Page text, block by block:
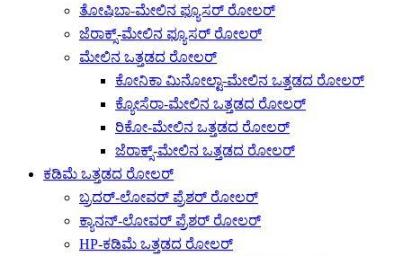
ತೋಷಿಬಾ-ಮೇಲಿನ ಫ್ಯೂಸರ್ ರೋಲರ್
ಜೆರಾಕ್ಸ್-ಮೇಲಿನ ಫ್ಯೂಸರ್ ರೋಲರ್
ಮೇಲಿನ ಒತ್ತಡದ ರೋಲರ್
ಕೋನಿಕಾ ಮಿನೋಲ್ಟಾ-ಮೇಲಿನ ಒತ್ತಡದ ರೋಲರ್
ಕ್ಯೋಸೆರಾ-ಮೇಲಿನ ಒತ್ತಡದ ರೋಲರ್
ರಿಕೋ-ಮೇಲಿನ ಒತ್ತಡದ ರೋಲರ್
ಜೆರಾಕ್ಸ್-ಮೇಲಿನ ಒತ್ತಡದ ರೋಲರ್
ಕಡಿಮೆ ಒತ್ತಡದ ರೋಲರ್
ಬ್ರದರ್-ಲೋವರ್ ಪ್ರೆಶರ್ ರೋಲರ್
ಕ್ಯಾನನ್-ಲೋವರ್ ಪ್ರೆಶರ್ ರೋಲರ್
HP-ಕಡಿಮೆ ಒತ್ತಡದ ರೋಲರ್